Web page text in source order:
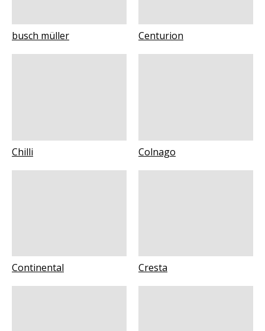
busch müller Centurion
Chilli Colnago
Continental Cresta